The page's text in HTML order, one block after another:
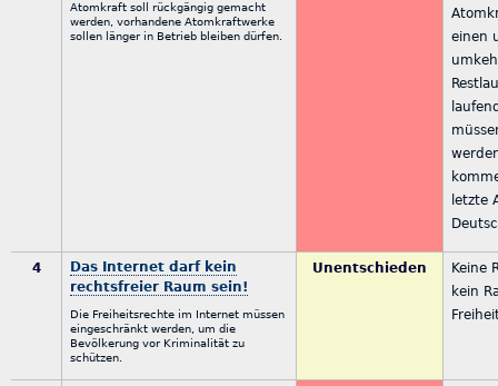
Atomkraft soll rückgängig gemacht
werden, vorhandene Atomkraftwerke
sollen länger in Betrieb bleiben dürfen.
einen
letzte
4
Das Internet darf kein
rechtsfreier Raum sein!
Die Freiheitsrechte im Internet müssen
eingeschränkt werden, um die
Bevölkerung vor Kriminalität zu
schützen.
Unentschieden
Keine
kein